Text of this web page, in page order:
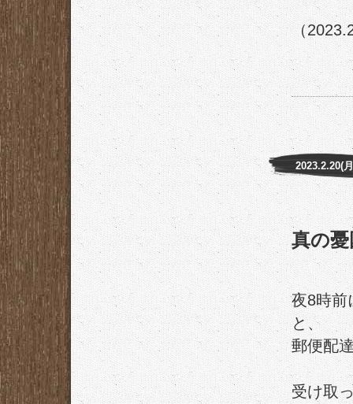
（
2023.2.20(
真の
夜8時前
と、
郵便配
受け取